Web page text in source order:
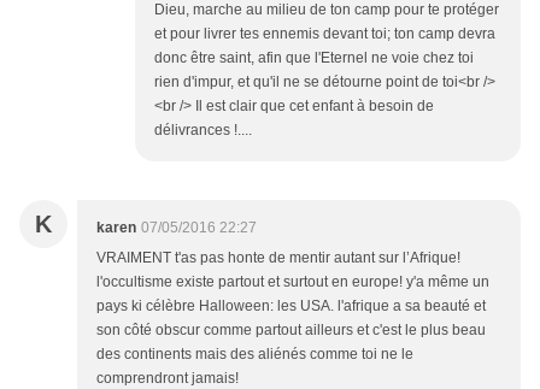
Dieu, marche au milieu de ton camp pour te protéger
et pour livrer tes ennemis devant toi; ton camp devra
donc être saint, afin que l'Eternel ne voie chez toi
rien d'impur, et qu'il ne se détourne point de toi<br />
<br /> Il est clair que cet enfant à besoin de
délivrances !....
K karen 07/05/2016 22:27
VRAIMENT t'as pas honte de mentir autant sur l’Afrique!
l'occultisme existe partout et surtout en europe! y'a même un
pays ki célèbre Halloween: les USA. l'afrique a sa beauté et
son côté obscur comme partout ailleurs et c'est le plus beau
des continents mais des aliénés comme toi ne le
comprendront jamais!